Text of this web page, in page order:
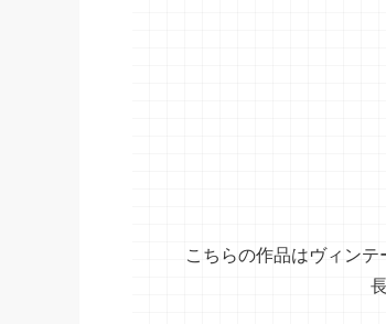
こちらの作品はヴィンテ